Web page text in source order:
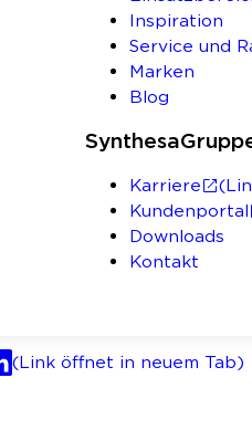
Inspiration
Service und
Marken
Blog
Karriere
Kundenportal
Downloads
Kontakt
(Link öffnet in neuem Tab)